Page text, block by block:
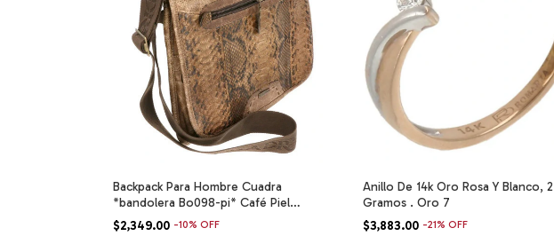
Backpack Para Hombre Cuadra
*bandolera Bo098-pi* Café Piel
Dorados
$2,349.00 -10% OFF
Anillo De 14k Oro Rosa Y Blanco, 2
Gramos . Oro 7
$3,883.00 -21%OFF